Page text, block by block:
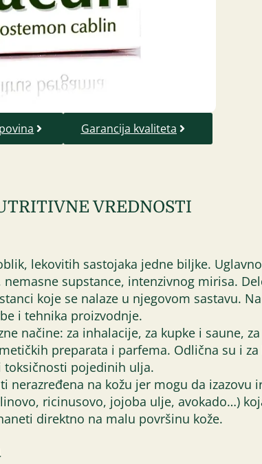
Garancija kvaliteta
VREDNOSTI
lekovitih sastojaka jedne biljke.
supstance, intenzivnog mirisa.
koje se nalaze u njegovom sastavu.
i tehnika proizvodnje.
načine: za inhalacije, za kupke i saune,
preparata i parfema. Odlična su i
toksičnosti pojedinih ulja.
nerazređena na kožu jer mogu da
ricinusovo, jojoba ulje, avokado…)
direktno na malu površinu kože.